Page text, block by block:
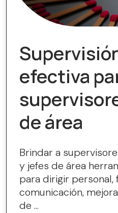
efectiva
de área
Brindar a
y jefes de área
para dirigir personal,
comunicación,
de ...